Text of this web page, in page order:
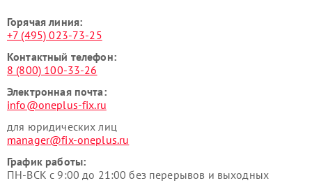
Горячая линия:
+7 (495) 023-73-25
Контактный телефон:
8 (800) 100-33-26
Электронная почта:
info@oneplus-fix.ru
для юридических лиц
manager@fix-oneplus.ru
График работы:
ПН-ВСК с 9:00 до 21:00 без перерывов и выходных